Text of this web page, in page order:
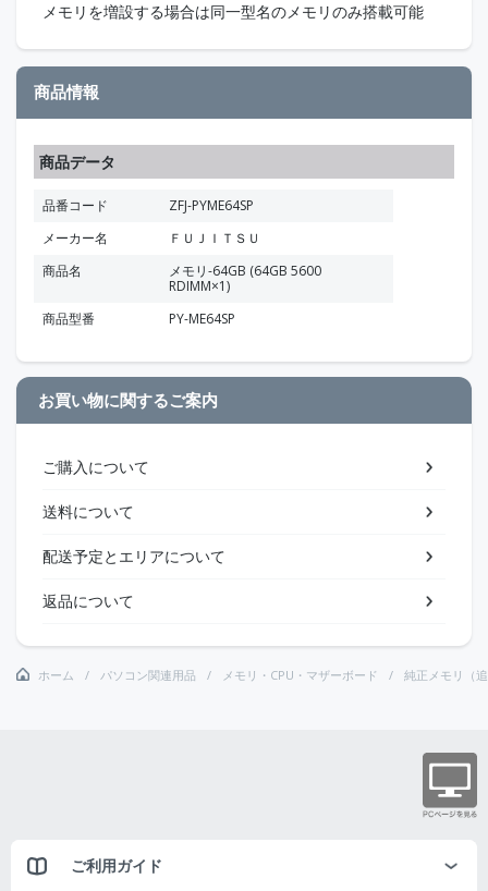
メモリを増設する場合は同一型名のメモリのみ搭載可能
商品情報
商品データ
品番コード
ZFJ-PYME64SP
メーカー名
ＦＵＪＩＴＳＵ
商品名
メモリ-64GB (64GB 5600
RDIMM×1)
商品型番
PY-ME64SP
お買い物に関するご案内
ご購入について
送料について
配送予定とエリアについて
返品について
ホーム パソコン関連用品 メモリ・CPU・マザーボード 純正メモリ（
ご利用ガイド